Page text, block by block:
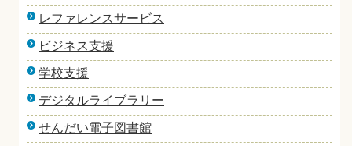
レファレンスサービス
ビジネス支援
学校支援
デジタルライブラリー
せんだい電子図書館